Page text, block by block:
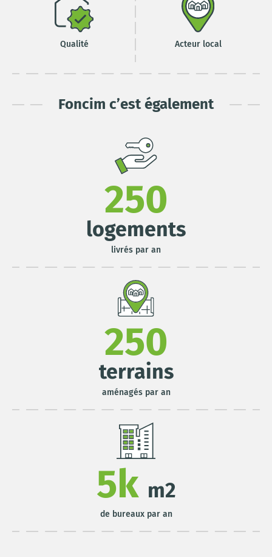
Qualité Acteur local
Foncim c’est également
250
logements
livrés par an
250
terrains
aménagés par an
5k m2
de bureaux par an